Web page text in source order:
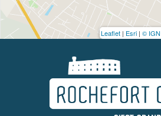
Leaflet | Esri | © IGN